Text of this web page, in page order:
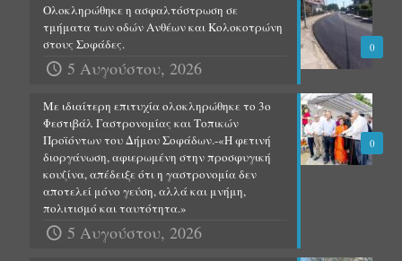
0
Ολοκληρώθηκε η ασφαλτόστρωση σε
τμήματα των οδών Ανθέων και Κολοκοτρώνη
στους Σοφάδες.
5 Αυγούστου, 2026
0
Με ιδιαίτερη επιτυχία ολοκληρώθηκε το 3ο
Φεστιβάλ Γαστρονομίας και Τοπικών
Προϊόντων του Δήμου Σοφάδων.-«Η φετινή
διοργάνωση, αφιερωμένη στην προσφυγική
κουζίνα, απέδειξε ότι η γαστρονομία δεν
αποτελεί μόνο γεύση, αλλά και μνήμη,
πολιτισμό και ταυτότητα.»
5 Αυγούστου, 2026